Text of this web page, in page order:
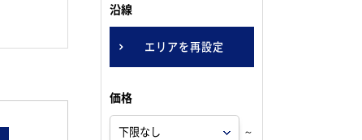
沿線
エリアを再設定
価格
～